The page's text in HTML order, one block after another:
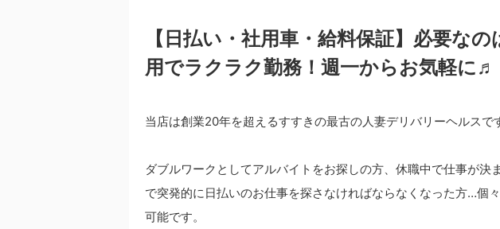
【日払い・社用車・給料保証】必要な
用でラクラク勤務！週一からお気軽に♬
当店は創業20年を超えるすすきの最古の人妻デリバリーヘルスで
ダブルワークとしてアルバイトをお探しの方、休職中で仕事が
で突発的に日払いのお仕事を探さなければならなくなった方…個
可能です。